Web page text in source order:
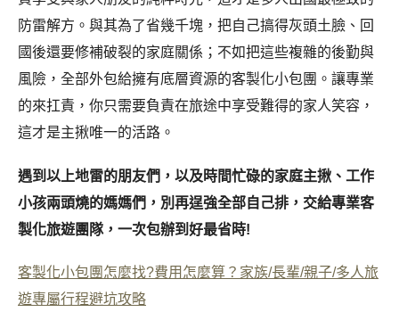
防雷解方。與其為了省幾千塊，把自己搞得灰頭土臉、回
國後還要修補破裂的家庭關係；不如把這些複雜的後勤與
風險，全部外包給擁有底層資源的客製化小包團。讓專業
的來扛責，你只需要負責在旅途中享受難得的家人笑容，
這才是主揪唯一的活路。
遇到以上地雷的朋友們，以及時間忙碌的家庭主揪、工作
小孩兩頭燒的媽媽們，別再逞強全部自己排，交給專業客
製化旅遊團隊，一次包辦到好最省時!
客製化小包團怎麼找?費用怎麼算？家族/長輩/親子/多人旅
遊專屬行程避坑攻略